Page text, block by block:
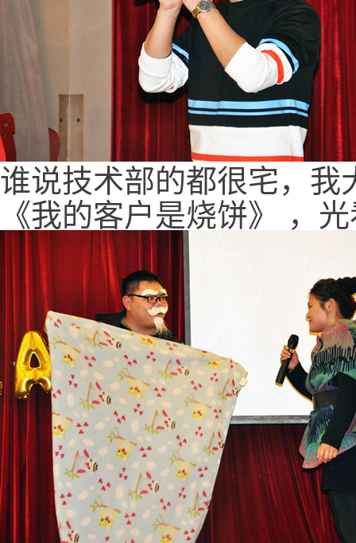
谁说技术部的都很宅，
《我的客户是烧饼》 ，